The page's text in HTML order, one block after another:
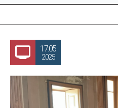
17.05
2025